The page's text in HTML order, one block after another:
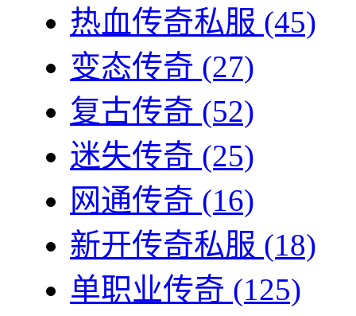
热血传奇私服 (45)
变态传奇 (27)
复古传奇 (52)
迷失传奇 (25)
网通传奇 (16)
新开传奇私服 (18)
单职业传奇 (125)